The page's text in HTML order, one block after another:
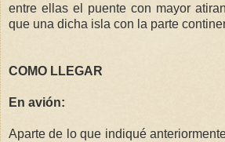
entre ellas el puente con mayor
que una dicha isla con la parte
COMO LLEGAR
En avión:
Aparte de lo que indiqué